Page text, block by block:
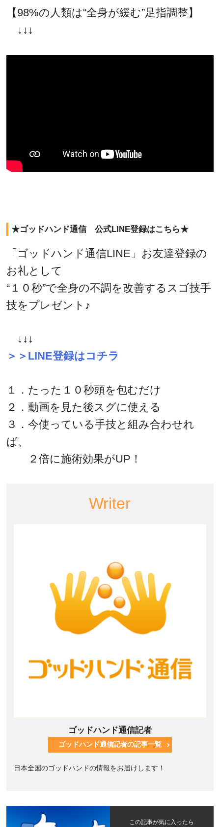
【98%の人類は“全身が緩む”足指調整】
↓↓↓
★ゴッドハンド通信 公式LINE登録はこちら★
「ゴッドハンド通信LINE」お友達登録の
お礼として
“１０秒”で全身の不調を改善するスゴ技手
技をプレゼント♪
↓↓↓
＞＞LINE登録はコチラ
１．たった１０秒頭を包むだけ
２．動画を見た後スグに使える
３．今使っている手技と組み合わせれ
ば、
２倍に施術効果がUP！
Writer
ゴッドハンド通信記者
ゴッドハンド通信記者の記事一覧
日本全国のゴッドハンドの情報をお届けします！
この記事が気に入ったら